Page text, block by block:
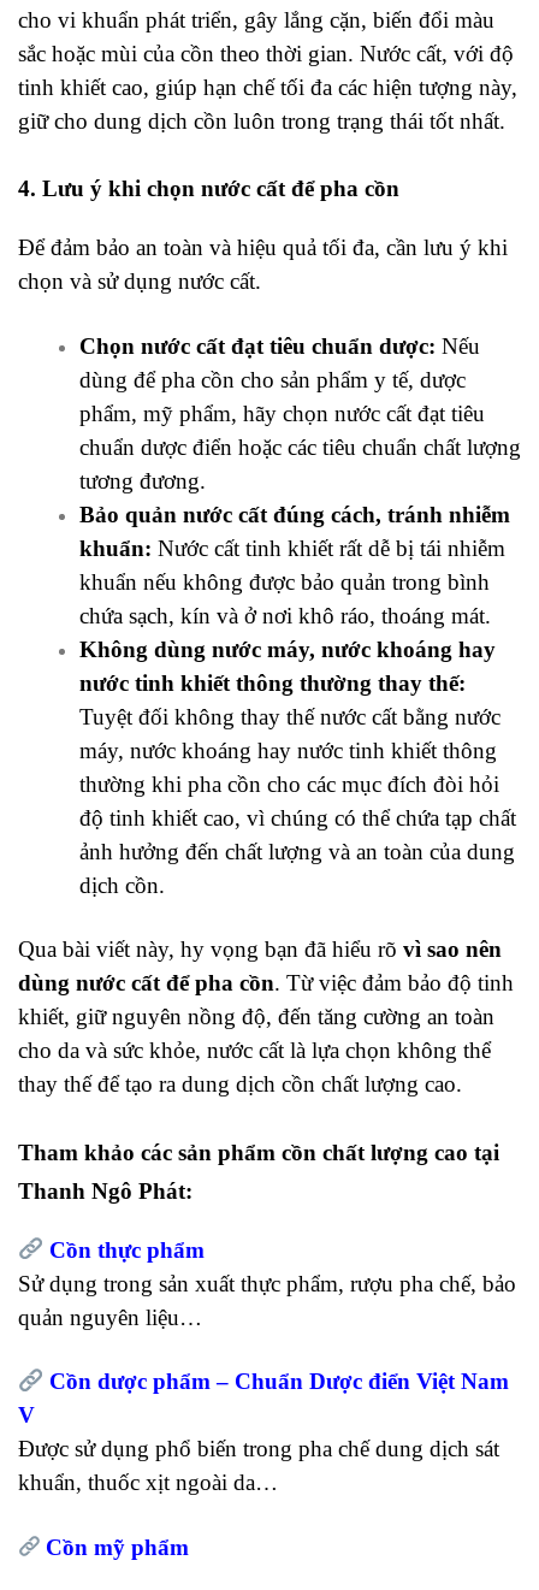
cho vi khuẩn phát triển, gây lắng cặn, biến đổi màu
sắc hoặc mùi của cồn theo thời gian. Nước cất, với độ
tinh khiết cao, giúp hạn chế tối đa các hiện tượng này,
giữ cho dung dịch cồn luôn trong trạng thái tốt nhất.
4. Lưu ý khi chọn nước cất để pha cồn
Để đảm bảo an toàn và hiệu quả tối đa, cần lưu ý khi
chọn và sử dụng nước cất.
Chọn nước cất đạt tiêu chuẩn dược: Nếu
dùng để pha cồn cho sản phẩm y tế, dược
phẩm, mỹ phẩm, hãy chọn nước cất đạt tiêu
chuẩn dược điển hoặc các tiêu chuẩn chất lượng
tương đương.
Bảo quản nước cất đúng cách, tránh nhiễm
khuẩn: Nước cất tinh khiết rất dễ bị tái nhiễm
khuẩn nếu không được bảo quản trong bình
chứa sạch, kín và ở nơi khô ráo, thoáng mát.
Không dùng nước máy, nước khoáng hay
nước tinh khiết thông thường thay thế:
Tuyệt đối không thay thế nước cất bằng nước
máy, nước khoáng hay nước tinh khiết thông
thường khi pha cồn cho các mục đích đòi hỏi
độ tinh khiết cao, vì chúng có thể chứa tạp chất
ảnh hưởng đến chất lượng và an toàn của dung
dịch cồn.
Qua bài viết này, hy vọng bạn đã hiểu rõ vì sao nên
dùng nước cất để pha cồn. Từ việc đảm bảo độ tinh
khiết, giữ nguyên nồng độ, đến tăng cường an toàn
cho da và sức khỏe, nước cất là lựa chọn không thể
thay thế để tạo ra dung dịch cồn chất lượng cao.
Tham khảo các sản phẩm cồn chất lượng cao tại
Thanh Ngô Phát:
Cồn thực phẩm
Sử dụng trong sản xuất thực phẩm, rượu pha chế, bảo
quản nguyên liệu…
Cồn dược phẩm – Chuẩn Dược điển Việt Nam
V
Được sử dụng phổ biến trong pha chế dung dịch sát
khuẩn, thuốc xịt ngoài da…
Cồn mỹ phẩm